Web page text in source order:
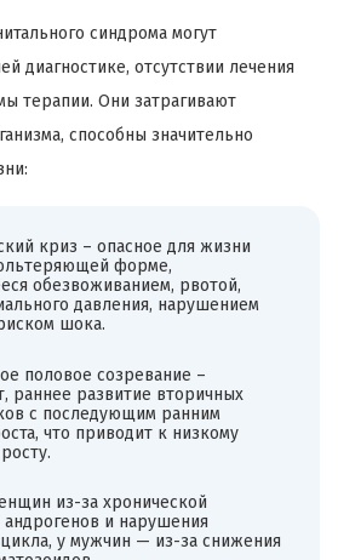
синдрома могут
диагностике, отсутствии лечения
терапии. Они затрагивают
способны значительно
криз – опасное для жизни
форме,
обезвоживанием, рвотой,
давления, нарушением
шока.
половое созревание –
раннее развитие вторичных
с последующим ранним
что приводит к низкому
из-за хронической
и нарушения
у мужчин — из-за снижения